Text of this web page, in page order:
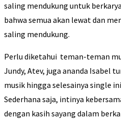
saling mendukung untuk
bahwa semua akan lewat dan
saling mendukung.
Perlu diketahui teman-teman
Jundy, Atev, juga ananda Isabel
musik hingga selesainya single
Sederhana saja, intinya
dengan kasih sayang dalam